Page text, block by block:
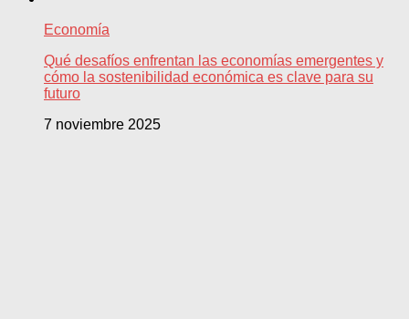
Economía
Qué desafíos enfrentan las economías emergentes y
cómo la sostenibilidad económica es clave para su
futuro
7 noviembre 2025